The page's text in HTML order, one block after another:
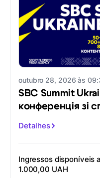
outubro 28, 2026 às
SBC Summit
конференція зі
Detalhes
Ingressos disponíveis
1.000,00 UAH